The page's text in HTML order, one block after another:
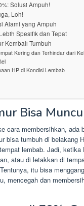
Solusi Ampuh!
Loh!
Alami yang Ampuh
Spesifik dan Tepat
Kembali Tumbuh
Kering dan Terhindar dari
HP di Kondisi Lembab
Bisa
cara membersihkan, ada
bisa tumbuh di belakang
lembab. Jadi, ketika
atau di letakkan di
itu bisa
mencegah dan